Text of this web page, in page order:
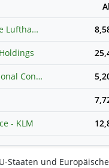
Airlines Group
- KLM
Staaten und